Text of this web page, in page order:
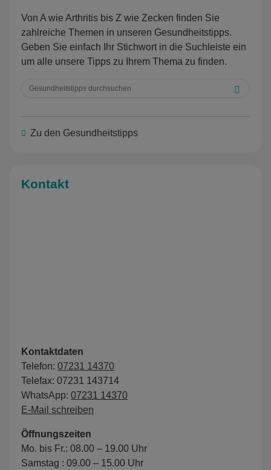
Von A wie Arthritis bis Z wie Zecken finden Sie
zahlreiche Themen in unseren Gesundheitstipps.
Geben Sie einfach Ihr Stichwort in die Suchleiste ein
um alle unsere Tipps zu Ihrem Thema zu finden.
Zu den Gesundheitstipps
Kontakt
Kontaktdaten
Telefon: 07231 14370
Telefax: 07231 143714
WhatsApp: 07231 14370
E-Mail schreiben
Öffnungszeiten
Mo. bis Fr.: 08.00 – 19.00 Uhr
Samstag : 09.00 – 15.00 Uhr